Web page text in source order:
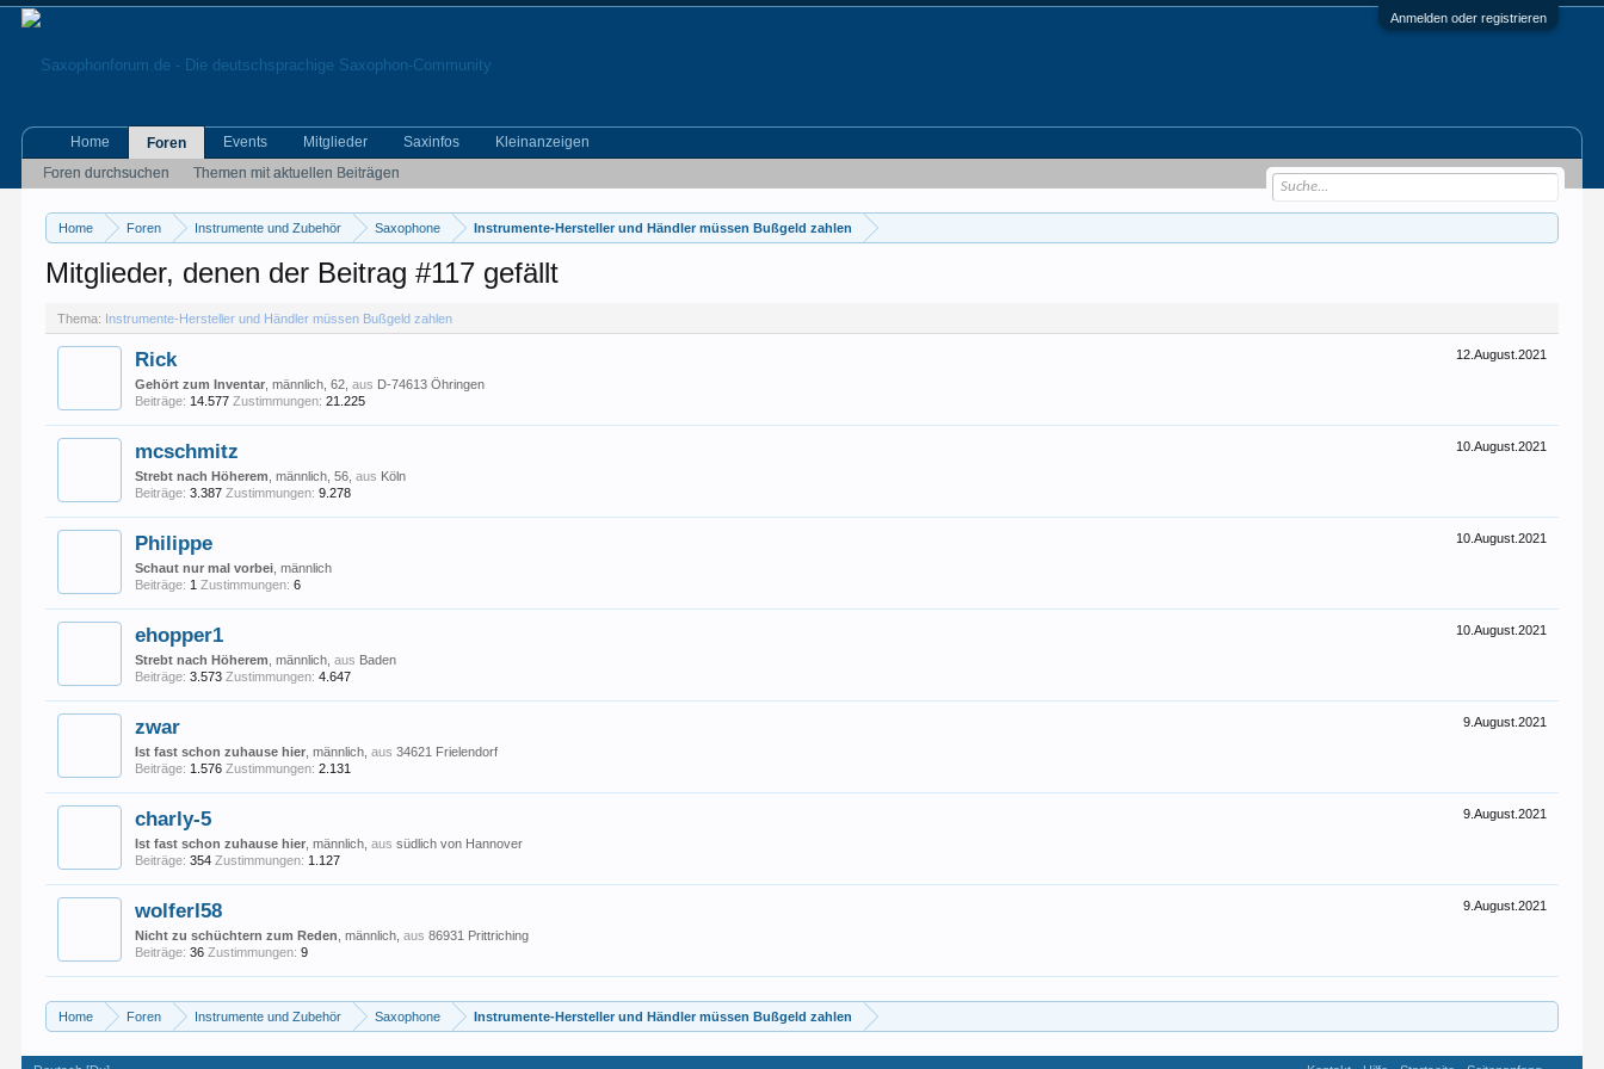
Anmelden oder registrieren
Home Foren Instrumente und Zubehör Saxophone Instrumente-Hersteller und Händler müssen Bußgeld zahlen
Mitglieder, denen der Beitrag #117 gefällt
Thema: Instrumente-Hersteller und Händler müssen Bußgeld zahlen
12.August.2021
Rick
Gehört zum Inventar , männlich, 62,aus D-74613 Öhringen
Beiträge: 14.577 Zustimmungen: 21.225
10.August.2021
mcschmitz
Strebt nach Höherem , männlich, 56,aus Köln
Beiträge: 3.387 Zustimmungen: 9.278
10.August.2021
Philippe
Schaut nur mal vorbei , männlich
Beiträge: 1 Zustimmungen: 6
10.August.2021
ehopper1
Strebt nach Höherem , männlich,aus Baden
Beiträge: 3.573 Zustimmungen: 4.647
9.August.2021
zwar
Ist fast schon zuhause hier , männlich,aus 34621 Frielendorf
Beiträge: 1.576 Zustimmungen: 2.131
9.August.2021
charly-5
Ist fast schon zuhause hier , männlich,aus südlich von Hannover
Beiträge: 354 Zustimmungen: 1.127
9.August.2021
wolferl58
Nicht zu schüchtern zum Reden , männlich,aus 86931 Prittriching
Beiträge: 36 Zustimmungen: 9
Home Foren Instrumente und Zubehör Saxophone Instrumente-Hersteller und Händler müssen Bußgeld zahlen
Home
Foren
Foren durchsuchen
Themen mit aktuellen Beiträgen
Events Mitglieder Saxinfos Kleinanzeigen